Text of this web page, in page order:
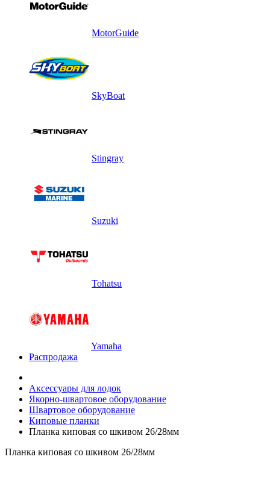
MotorGuide
SkyBoat
Stingray
Suzuki
Tohatsu
Yamaha
Распродажа
Аксессуары для лодок
Якорно-швартовое оборудование
Швартовое оборудование
Киповые планки
Планка киповая со шкивом 26/28мм
Планка киповая со шкивом 26/28мм